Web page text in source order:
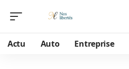
Actu Auto Entreprise